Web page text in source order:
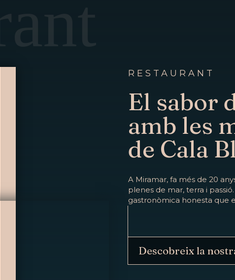
RESTAURANT
El sabor
amb les
de Cala
A Miramar, fa més de 20
plenes de mar, terra i
gastronòmica honesta que
Descobreix la